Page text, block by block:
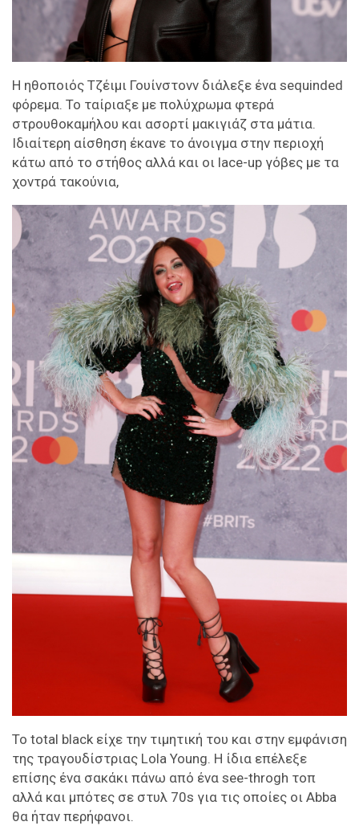
H ηθοποιός Τζέιμι Γουίνστονν διάλεξε ένα sequinded
φόρεμα. Το ταίριαξε με πολύχρωμα φτερά
στρουθοκαμήλου και ασορτί μακιγιάζ στα μάτια.
Ιδιαίτερη αίσθηση έκανε το άνοιγμα στην περιοχή
κάτω από το στήθος αλλά και οι lace-up γόβες με τα
χοντρά τακούνια,
Το total black είχε την τιμητική του και στην εμφάνιση
της τραγουδίστριας Lola Young. Η ίδια επέλεξε
επίσης ένα σακάκι πάνω από ένα see-throgh τοπ
αλλά και μπότες σε στυλ 70s για τις οποίες οι Abba
θα ήταν περήφανοι.